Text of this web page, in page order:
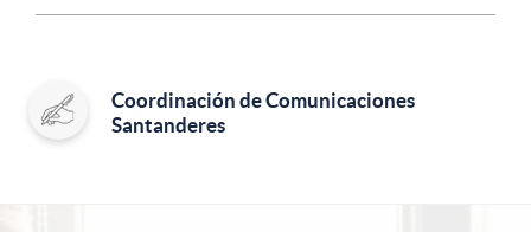
Coordinación de Comunicaciones
Santanderes